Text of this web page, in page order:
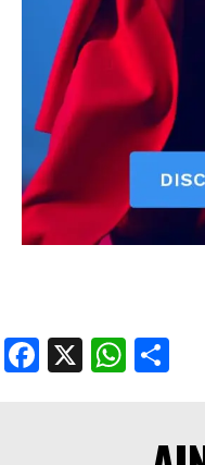
Facebook
X
Facebook
X